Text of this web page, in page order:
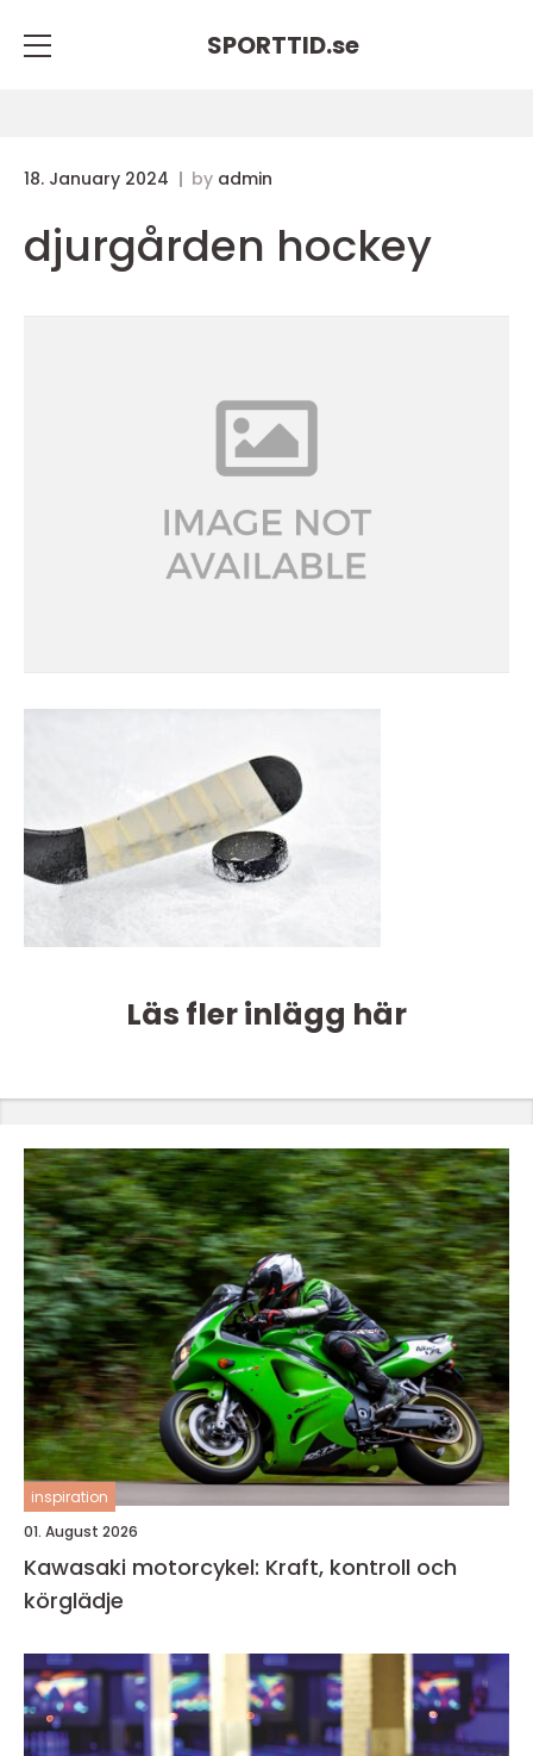
SPORTTID.se
18. January 2024 by admin
djurgården hockey
Läs fler inlägg här
inspiration
01. August 2026
Kawasaki motorcykel: Kraft, kontroll och
körglädje